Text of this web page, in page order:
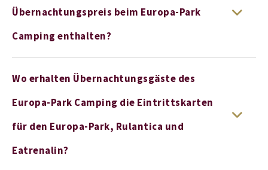
Übernachtungspreis beim Europa-Park
Camping enthalten?
Wo erhalten Übernachtungsgäste des
Europa-Park Camping die Eintrittskarten
für den Europa-Park, Rulantica und
Eatrenalin?